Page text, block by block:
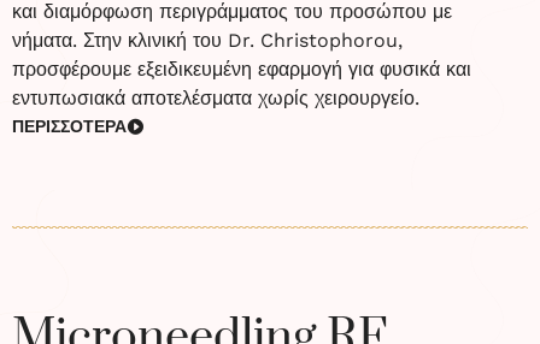
και διαμόρφωση περιγράμματος του προσώπου με
νήματα. Στην κλινική του Dr. Christophorou,
προσφέρουμε εξειδικευμένη εφαρμογή για φυσικά και
εντυπωσιακά αποτελέσματα χωρίς χειρουργείο.
ΠΕΡΙΣΣΟΤΕΡΑ